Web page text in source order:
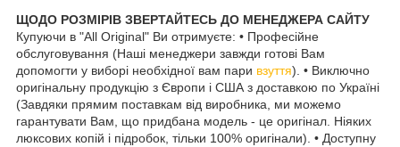
ЩОДО РОЗМІРІВ ЗВЕРТАЙТЕСЬ ДО МЕНЕДЖЕРА САЙТУ
Купуючи в "All Original" Ви отримуєте: • Професійне
обслуговування (Наші менеджери завжди готові Вам
допомогти у виборі необхідної вам пари взуття). • Виключно
оригінальну продукцію з Європи і США з доставкою по Україні
(Завдяки прямим поставкам від виробника, ми можемо
гарантувати Вам, що придбана модель - це оригінал. Ніяких
люксових копій і підробок, тільки 100% оригінали). • Доступну